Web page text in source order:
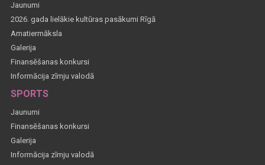
Jaunumi
2026. gada lielākie kultūras pasākumi Rīgā
Amatiermāksla
Galerija
Finansēšanas konkursi
Informācija zīmju valodā
SPORTS
Jaunumi
Finansēšanas konkursi
Galerija
Informācija zīmju valodā